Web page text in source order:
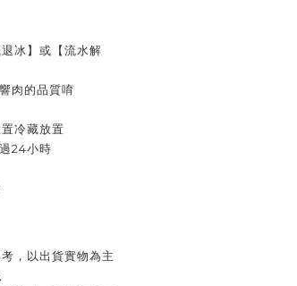
冰】或【流水解
肉的品質唷
冷藏放置
24小時
，以出貨實物為主